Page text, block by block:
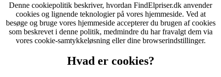
Denne cookiepolitik beskriver, hvordan FindElpriser.dk anvender
cookies og lignende teknologier på vores hjemmeside. Ved at
besøge og bruge vores hjemmeside accepterer du brugen af cookies
som beskrevet i denne politik, medmindre du har fravalgt dem via
vores cookie-samtykkeløsning eller dine browserindstillinger.
Hvad er cookies?